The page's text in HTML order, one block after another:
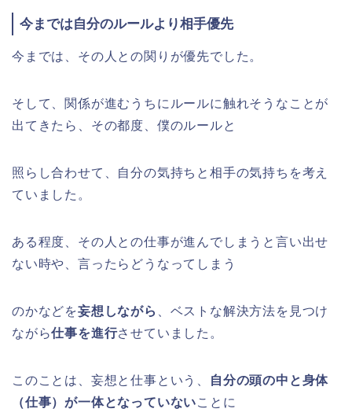
今までは自分のルールより相手優先
今までは、その人との関りが優先でした。
そして、関係が進むうちにルールに触れそうなことが
出てきたら、その都度、僕のルールと
照らし合わせて、自分の気持ちと相手の気持ちを考え
ていました。
ある程度、その人との仕事が進んでしまうと言い出せ
ない時や、言ったらどうなってしまう
のかなどを妄想しながら
、ベストな解決方法を見つけ
ながら仕事を進行させていました。
このことは、妄想と仕事という、
自分の頭の中と身体
（仕事）が一体となっていないことに